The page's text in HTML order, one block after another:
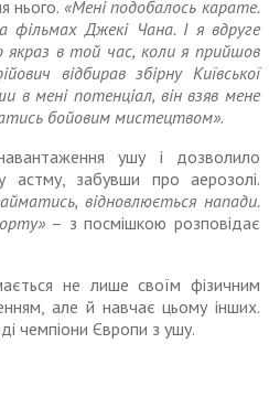
нього. «Мені подобалось карате.
фільмах Джекі Чана. І я вдруге
в той час, коли я прийшов
відбирав збірну Київської
в мені потенціал, він взяв мене
бойовим мистецтвом».
ушу і дозволило
астму, забувши про аерозолі.
відновлюється напади.
– з посмішкою розповідає
не лише своїм фізичним
але й навчає цьому інших.
чемпіони Європи з ушу.